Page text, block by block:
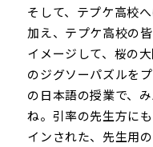
そして、テプケ高校
加え、テプケ高校の
イメージして、桜の
のジグソーパズルを
の日本語の授業で、
ね。引率の先生方に
インされた、先生用